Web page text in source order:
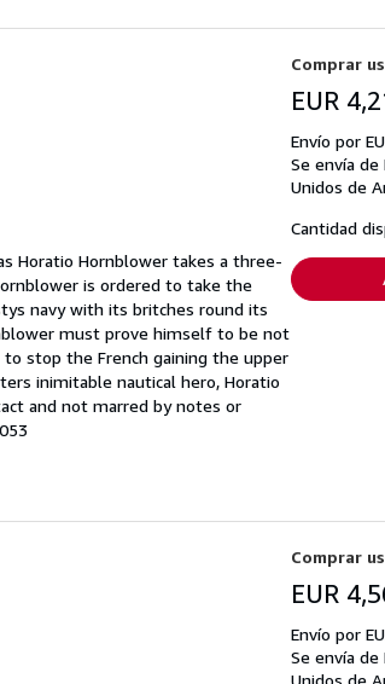
Horatio Hornblower takes a three-
is ordered to take the
navy with its britches round its
must prove himself to be not
stop the French gaining the upper
inimitable nautical hero, Horatio
and not marred by notes or
Comprar
EUR
Envío por
Se envía de
Unidos de
Cantidad
Comprar
EUR
Envío por
Se envía de
Unidos de